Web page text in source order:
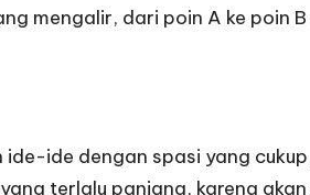
mengalir, dari poin A ke poin
ide dengan spasi yang
terlalu panjang, karena